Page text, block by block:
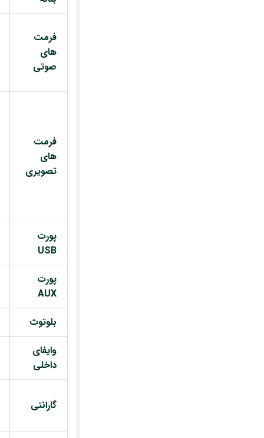
فرمت
های
صوتی
فرمت
های
تصویری
پورت
USB
پورت
AUX
بلوتوث
وایفای
داخلی
گارانتی